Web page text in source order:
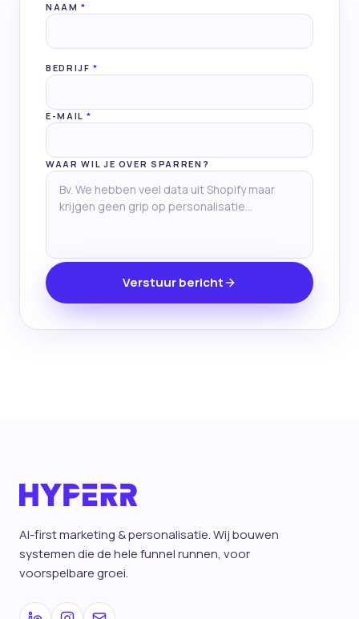
NAAM*
BEDRIJF*
E-MAIL *
WAAR WIL JE OVER SPARREN?
Verstuur bericht
AI-first marketing & personalisatie. Wij bouwen
systemen die de hele funnel runnen, voor
voorspelbare groei.